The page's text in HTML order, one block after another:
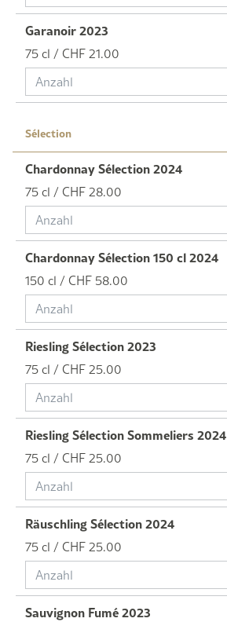
Garanoir 2023
75 cl / CHF 21.00
Sélection
Chardonnay Sélection 2024
75 cl / CHF 28.00
Chardonnay Sélection 150 cl 2024
150 cl / CHF 58.00
Riesling Sélection 2023
75 cl / CHF 25.00
Riesling Sélection Sommeliers 2024
75 cl / CHF 25.00
Räuschling Sélection 2024
75 cl / CHF 25.00
Sauvignon Fumé 2023